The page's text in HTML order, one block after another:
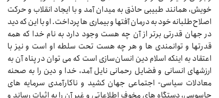
خویش، همانند طبیبی حاذق به میدان آمد و با ایجاد انقلاب و حرکت
اصلاح‌طلبانه خود به درمان آفتها و بیماری‌‌‌ ها پرداخت. او با این که دید
در جهان قدرتی برتر از آن چه هست وجود دارد به نام خدا که همه
قدرتها و توانمندی‌‌‌ ها و هر چه هست تحت سلطه او است و نیز با
اعتقاد به اینکه اسلام دین انسان‌سازی است که می‌‌‌ توان در پناه آن به
ارزشهای انسانی و فضایل رحمانی نایل آمد، خدا و دین را به صحنه
معادلات سیاسی- اجتماعی جهان کشید و ناکارآمدی سرمایه‌‌‌ های
جاسوسی، دستگاه‌‌‌ های مخوف اطلاعاتی و غیر آن را به اثبات رساند و